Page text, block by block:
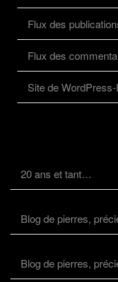
Flux des
Flux des
Site de
20 ans et tant…
Blog de pierres,
Blog de pierres,